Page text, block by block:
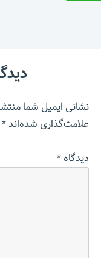
نشانی ایمیل شما
علامت‌گذاری شده‌اند*
دیدگاه*